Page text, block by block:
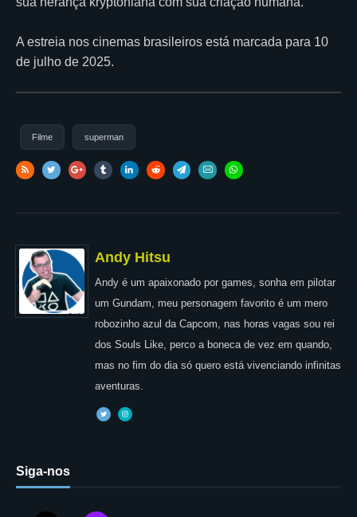
A estreia nos cinemas brasileiros está marcada para 10
de julho de 2025.
Filme superman
Andy Hitsu
Andy é um apaixonado por games, sonha em pilotar
um Gundam, meu personagem favorito é um mero
robozinho azul da Capcom, nas horas vagas sou rei
dos Souls Like, perco a boneca de vez em quando,
mas no fim do dia só quero está vivenciando infinitas
aventuras.
Siga-nos